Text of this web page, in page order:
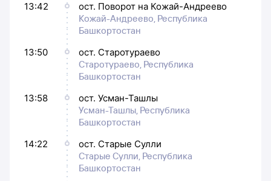
13:42
ост. Поворот на Кожай-Андреево
Кожай-Андреево, Республика
Башкортостан
13:50
ост. Старотураево
Старотураево, Республика
Башкортостан
13:58
ост. Усман-Ташлы
Усман-Ташлы, Республика
Башкортостан
14:22
ост. Старые Сулли
Старые Сулли, Республика
Башкортостан